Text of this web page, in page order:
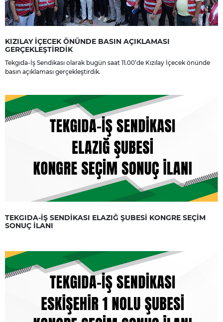
KIZILAY İÇECEK ÖNÜNDE BASIN AÇIKLAMASI
GERÇEKLEŞTİRDİK
Tekgıda-İş Sendikası olarak bugün saat 11.00’de Kızılay İçecek önünde
basın açıklaması gerçekleştirdik.
TEKGIDA-İŞ SENDİKASI ELAZIĞ ŞUBESİ KONGRE SEÇİM
SONUÇ İLANI